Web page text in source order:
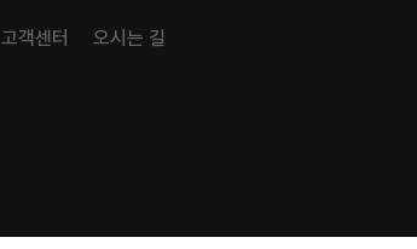
고객센터 오시는 길